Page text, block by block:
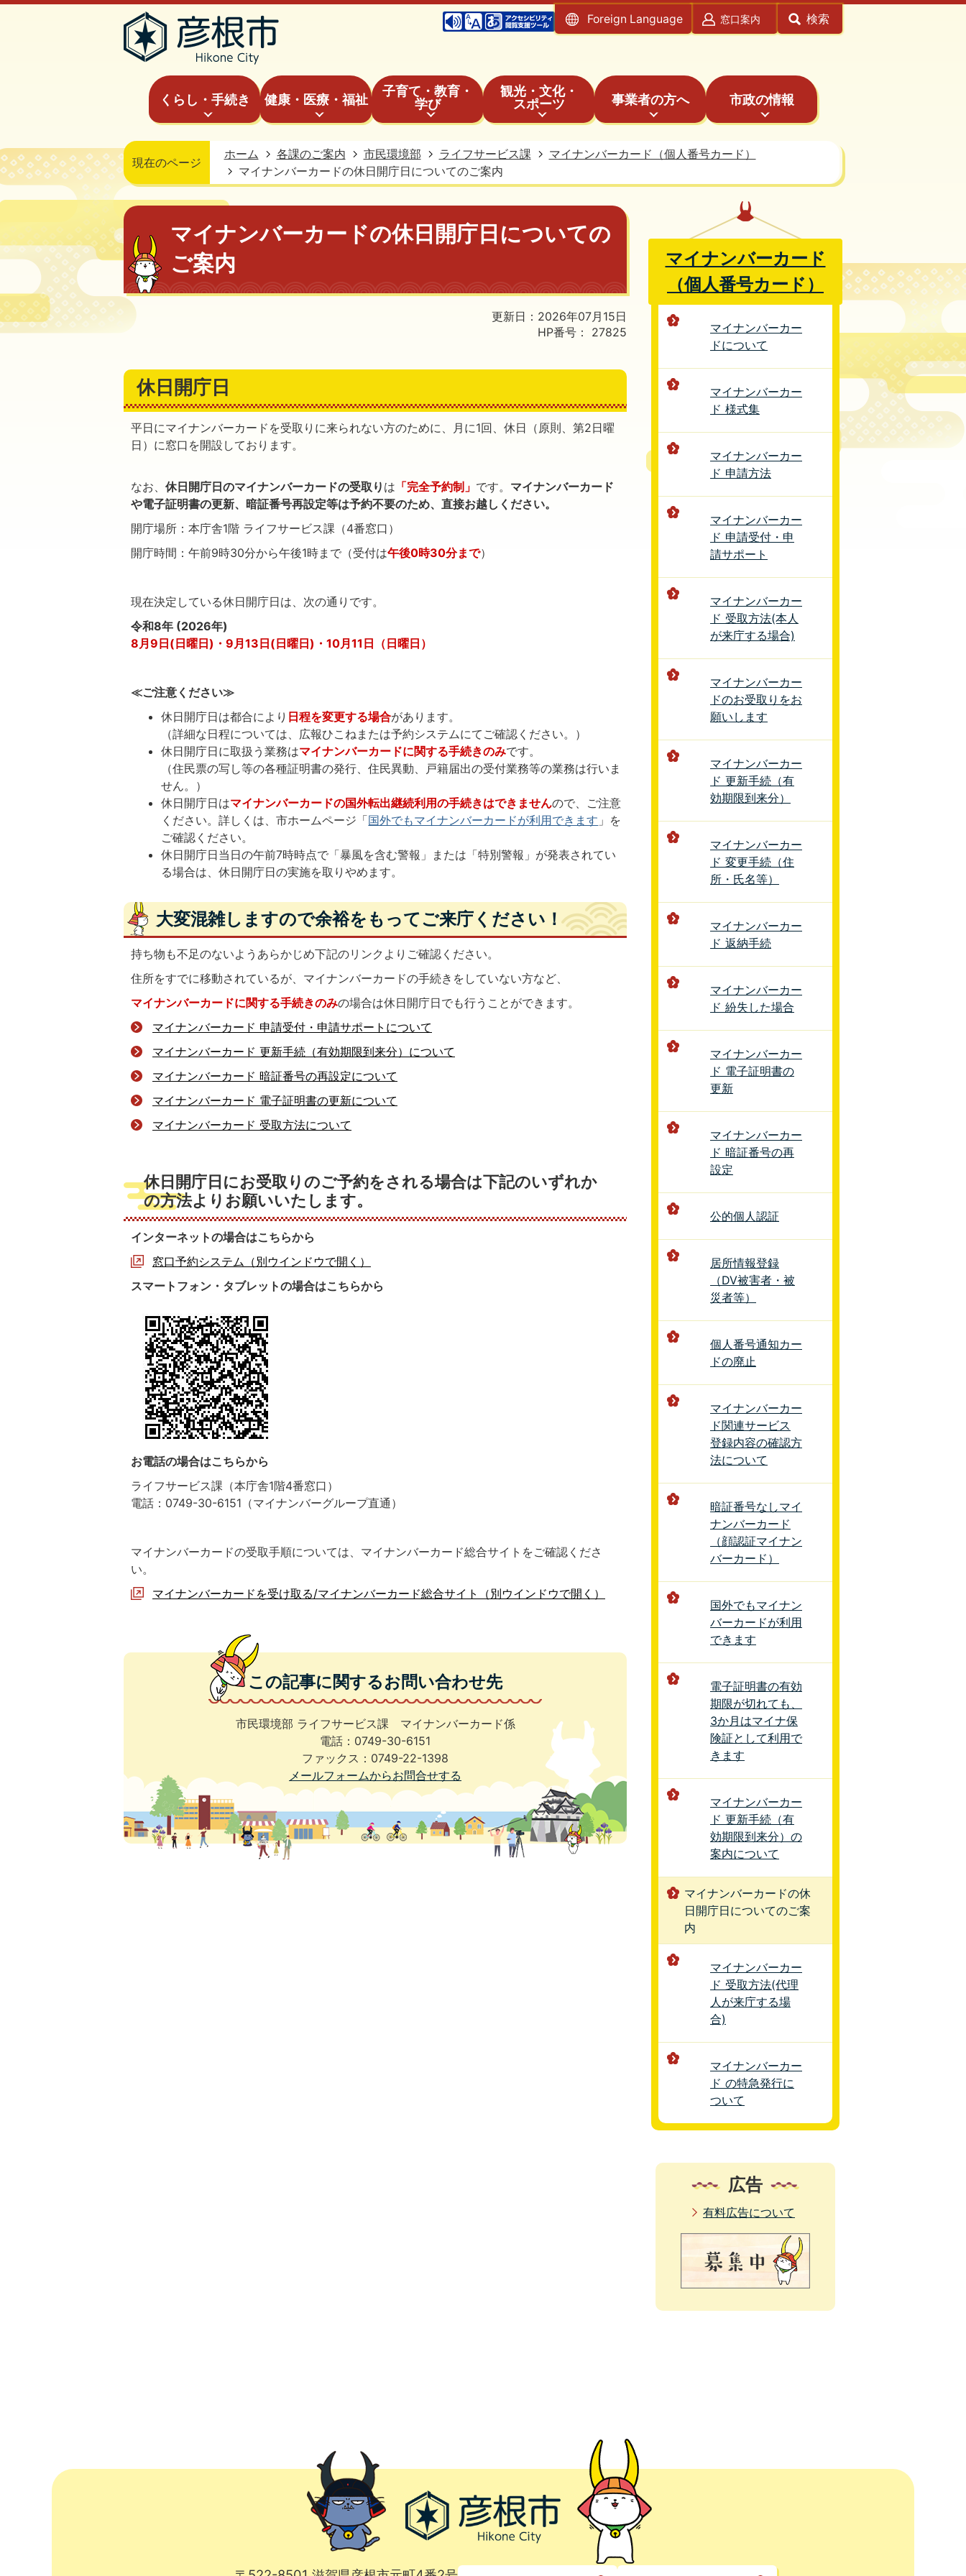
Foreign Language 窓口案内 検索
くらし・手続き 健康・医療・福祉
子育て・教育・
学び
観光・文化・
スポーツ
事業者の方へ 市政の情報
現在のページ
ホーム 各課のご案内 市民環境部 ライフサービス課
マイナンバーカード（個人番号カード）
マイナンバーカードの休日開庁日についてのご案内
マイナンバーカードの休日開庁日についての
ご案内
更新日：2026年07月15日
HP番号：
27825
休日開庁日
平日にマイナンバーカードを受取りに来られない方のために、月に1回、休日（原則、第2日曜
日）に窓口を開設しております。
なお、 休日開庁日のマイナンバーカードの受取り は 「完全予約制」 です。 マイナンバーカード
や電子証明書の更新、暗証番号再設定等は予約不要のため、直接お越しください。
開庁場所：本庁舎1階 ライフサービス課（4番窓口）
開庁時間：午前9時30分から午後1時まで（受付は午後0時30分まで）
現在決定している休日開庁日は、次の通りです。
令和8年 (2026年)
8月9日(日曜日)・9月13日(日曜日)・10月11日（日曜日）
≪ご注意ください≫
休日開庁日は都合により 日程を変更する場合があります。
（詳細な日程については、広報ひこねまたは予約システムにてご確認ください。）
休日開庁日に取扱う業務はマイナンバーカードに関する手続きのみです。
（住民票の写し等の各種証明書の発行、住民異動、戸籍届出の受付業務等の業務は行いま
せん。）
休日開庁日はマイナンバーカードの国外転出継続利用の手続きはできませんので、ご注意
ください。詳しくは、市ホームページ「国外でもマイナンバーカードが利用できます 」を
ご確認ください。
休日開庁日当日の午前7時時点で「暴風を含む警報」または「特別警報」が発表されてい
る場合は、休日開庁日の実施を取りやめます。
大変混雑しますので余裕をもってご来庁ください！
持ち物も不足のないようあらかじめ下記のリンクよりご確認ください。
住所をすでに移動されているが、マイナンバーカードの手続きをしていない方など、
マイナンバーカードに関する手続きのみの場合は休日開庁日でも行うことができます。
マイナンバーカード 申請受付・申請サポートについて
マイナンバーカード 更新手続（有効期限到来分）について
マイナンバーカード 暗証番号の再設定について
マイナンバーカード 電子証明書の更新について
マイナンバーカード 受取方法について
休日開庁日にお受取りのご予約をされる場合は下記のいずれか
の方法よりお願いいたします。
インターネットの場合はこちらから
窓口予約システム（別ウインドウで開く）
スマートフォン・タブレットの場合はこちらから
お電話の場合はこちらから
ライフサービス課（本庁舎1階4番窓口）
電話：0749-30-6151（マイナンバーグループ直通）
マイナンバーカードの受取手順については、マイナンバーカード総合サイトをご確認くださ
い。
マイナンバーカードを受け取る/マイナンバーカード総合サイト（別ウインドウで開く）
この記事に関するお問い合わせ先
市民環境部 ライフサービス課 マイナンバーカード係
電話：0749-30-6151
ファックス：0749-22-1398
メールフォームからお問合せする
マイナンバーカード
（個人番号カード）
マイナンバーカー
ドについて
マイナンバーカー
ド 様式集
マイナンバーカー
ド 申請方法
マイナンバーカー
ド 申請受付・申
請サポート
マイナンバーカー
ド 受取方法(本人
が来庁する場合)
マイナンバーカー
ドのお受取りをお
願いします
マイナンバーカー
ド 更新手続（有
効期限到来分）
マイナンバーカー
ド 変更手続（住
所・氏名等）
マイナンバーカー
ド 返納手続
マイナンバーカー
ド 紛失した場合
マイナンバーカー
ド 電子証明書の
更新
マイナンバーカー
ド 暗証番号の再
設定
公的個人認証
居所情報登録
（DV被害者・被
災者等）
個人番号通知カー
ドの廃止
マイナンバーカー
ド関連サービス
登録内容の確認方
法について
暗証番号なしマイ
ナンバーカード
（顔認証マイナン
バーカード）
国外でもマイナン
バーカードが利用
できます
電子証明書の有効
期限が切れても、
3か月はマイナ保
険証として利用で
きます
マイナンバーカー
ド 更新手続（有
効期限到来分）の
案内について
マイナンバーカードの休
日開庁日についてのご案
内
マイナンバーカー
ド 受取方法(代理
人が来庁する場
合)
マイナンバーカー
ド の特急発行に
ついて
広告
有料広告について